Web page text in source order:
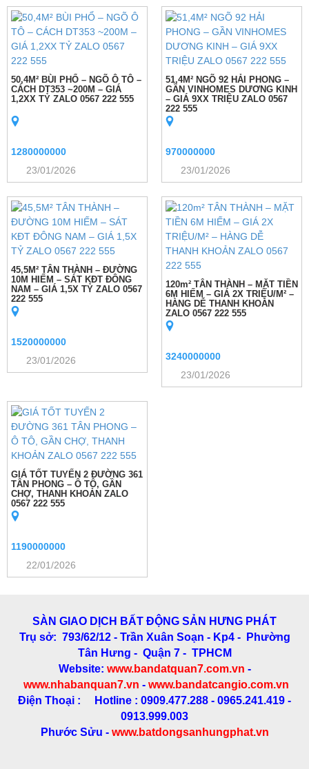
50,4M² BÙI PHỔ – NGÕ Ô TÔ –
CÁCH DT353 ~200M – GIÁ
1,2XX TỶ ZALO 0567 222 555
1280000000
23/01/2026
51,4M² NGÕ 92 HẢI PHONG –
GẦN VINHOMES DƯƠNG KINH
– GIÁ 9XX TRIỆU ZALO 0567
222 555
970000000
23/01/2026
45,5M² TÂN THÀNH – ĐƯỜNG
10M HIẾM – SÁT KĐT ĐÔNG
NAM – GIÁ 1,5X TỶ ZALO 0567
222 555
1520000000
23/01/2026
120m² TÂN THÀNH – MẶT TIỀN
6M HIẾM – GIÁ 2X TRIỆU/M² –
HÀNG DỄ THANH KHOẢN
ZALO 0567 222 555
3240000000
23/01/2026
GIÁ TỐT TUYẾN 2 ĐƯỜNG 361
TÂN PHONG – Ô TÔ, GẦN
CHỢ, THANH KHOẢN ZALO
0567 222 555
1190000000
22/01/2026
SÀN GIAO DỊCH BẤT ĐỘNG SẢN HƯNG PHÁT
Trụ sở: 793/62/12 - Trần Xuân Soạn - Kp4 - Phường
Tân Hưng - Quận 7 - TPHCM
Website: www.bandatquan7.com.vn -
www.nhabanquan7.vn - www.bandatcangio.com.vn
Điện Thoại : Hotline : 0909.477.288 - 0965.241.419 -
0913.999.003
Phước Sửu - www.batdongsanhungphat.vn